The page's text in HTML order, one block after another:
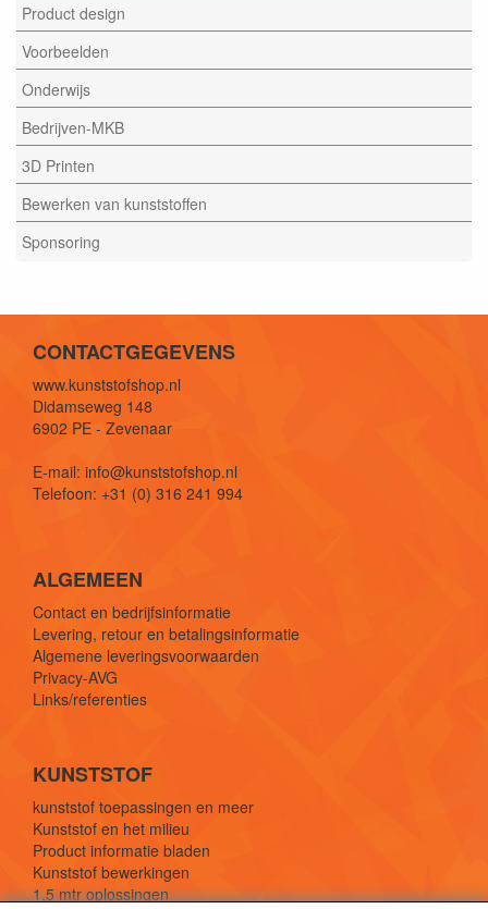
Product design
Voorbeelden
Onderwijs
Bedrijven-MKB
3D Printen
Bewerken van kunststoffen
Sponsoring
CONTACTGEGEVENS
www.kunststofshop.nl
Didamseweg 148
6902 PE - Zevenaar
E-mail: info@kunststofshop.nl
Telefoon: +31 (0) 316 241 994
ALGEMEEN
Contact en bedrijfsinformatie
Levering, retour en betalingsinformatie
Algemene leveringsvoorwaarden
Privacy-AVG
Links/referenties
KUNSTSTOF
kunststof toepassingen en meer
Kunststof en het milieu
Product informatie bladen
Kunststof bewerkingen
1,5 mtr oplossingen